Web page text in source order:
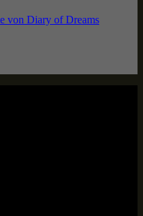
von Diary of Dreams